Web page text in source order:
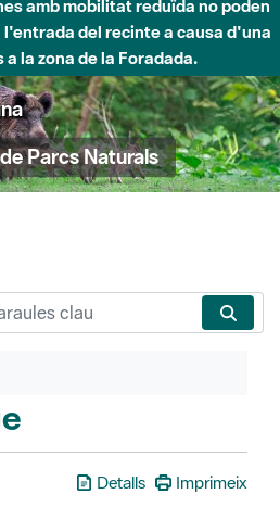
amb mobilitat reduïda no poden
del recinte a causa d'una
la zona de la Foradada.
Parcs Naturals
Detalls Imprimeix